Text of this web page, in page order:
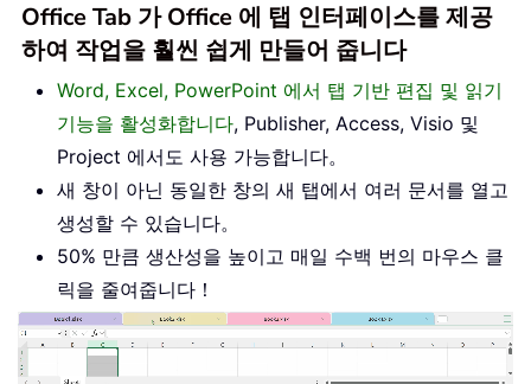
Office Tab 가 Office 에 탭 인터페이스를 제공
하여 작업을 훨씬 쉽게 만들어 줍니다
Word, Excel, PowerPoint 에서 탭 기반 편집 및 읽기
기능을 활성화합니다, Publisher, Access, Visio 및
Project 에서도 사용 가능합니다。
새 창이 아닌 동일한 창의 새 탭에서 여러 문서를 열고
생성할 수 있습니다。
50% 만큼 생산성을 높이고 매일 수백 번의 마우스 클
릭을 줄여줍니다！